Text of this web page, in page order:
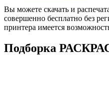
Вы можете скачать и
совершенно бесплатно без
принтера имеется
Подборка